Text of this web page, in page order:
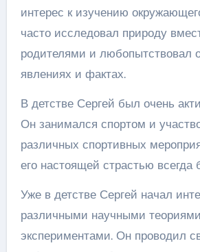
интерес к изучению
часто исследовал природу
родителями и любопытствовал
явлениях и фактах.
В детстве Сергей был очень
Он занимался спортом и
различных спортивных
его настоящей страстью всегда
Уже в детстве Сергей начал
различными научными
экспериментами. Он проводил